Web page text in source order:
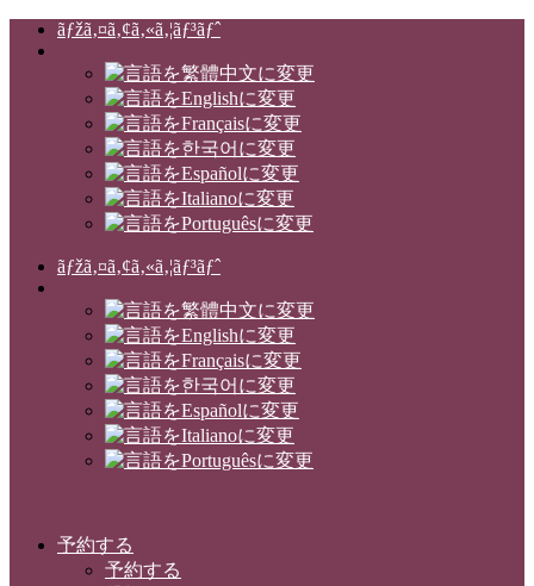
ãƒžã‚¤ã‚¢ã‚«ã‚¦ãƒ³ãƒˆ
ãƒžã‚¤ã‚¢ã‚«ã‚¦ãƒ³ãƒˆ
予約する
予約する